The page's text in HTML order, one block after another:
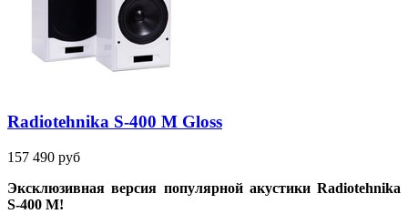
Radiotehnika S-400 M Gloss
157 490 руб
Эксклюзивная версия популярной акустики Radiotehnika
S-400 M!